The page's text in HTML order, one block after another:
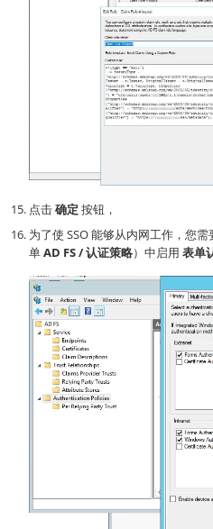
点击确定 按钮，
为了使 SSO 能够从内网工作，您需
单AD FS / 认证策略）中启用 表单